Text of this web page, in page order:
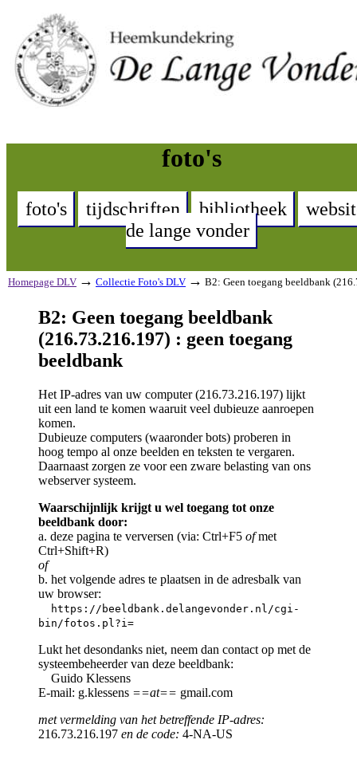
foto's
foto's tijdschriften bibliotheek
de lange vonder
Homepage DLV → Collectie Foto's DLV → B2: Geen toegang beeldbank
B2: Geen toegang beeldbank
(216.73.216.197) : geen toegang
beeldbank
Het IP-adres van uw computer (216.73.216.197) lijkt
uit een land te komen waaruit veel dubieuze aanroepen
komen.
Dubieuze computers (waaronder bots) proberen in
hoog tempo al onze beelden en teksten te vergaren.
Daarnaast zorgen ze voor een zware belasting van ons
webserver systeem.
Waarschijnlijk krijgt u wel toegang tot onze
beeldbank door:
a. deze pagina te verversen (via: Ctrl+F5 ofmet
Ctrl+Shift+R)
of
b. het volgende adres te plaatsen in de adresbalk van
uw browser:
https://beeldbank.delangevonder.nl/cgi-
bin/fotos.pl?i=
Lukt het desondanks niet, neem dan contact op met de
systeembeheerder van deze beeldbank:
Guido Klessens
E-mail: g.klessens ==at== gmail.com
met vermelding van het betreffende IP-adres:
216.73.216.197 en de code: 4-NA-US